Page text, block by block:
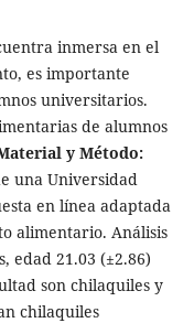
inmersa en el
es importante
universitarios.
de alumnos
y Método:
una Universidad
en línea adaptada
alimentario. Análisis
edad 21.03 (±2.86)
son chilaquiles y
chilaquiles